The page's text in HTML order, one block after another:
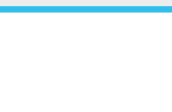
توتنهام روبرتو دي زيربي